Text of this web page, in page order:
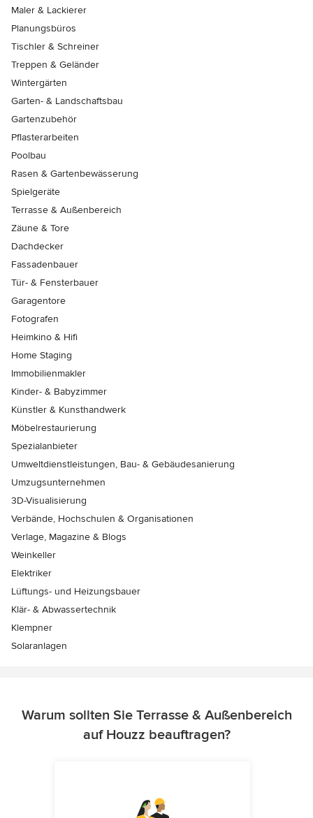
Maler & Lackierer
Planungsbüros
Tischler & Schreiner
Treppen & Geländer
Wintergärten
Garten- & Landschaftsbau
Gartenzubehör
Pflasterarbeiten
Poolbau
Rasen & Gartenbewässerung
Spielgeräte
Terrasse & Außenbereich
Zäune & Tore
Dachdecker
Fassadenbauer
Tür- & Fensterbauer
Garagentore
Fotografen
Heimkino & Hifi
Home Staging
Immobilienmakler
Kinder- & Babyzimmer
Künstler & Kunsthandwerk
Möbelrestaurierung
Spezialanbieter
Umweltdienstleistungen, Bau- & Gebäudesanierung
Umzugsunternehmen
3D-Visualisierung
Verbände, Hochschulen & Organisationen
Verlage, Magazine & Blogs
Weinkeller
Elektriker
Lüftungs- und Heizungsbauer
Klär- & Abwassertechnik
Klempner
Solaranlagen
Warum sollten Sie Terrasse & Außenbereich
auf Houzz beauftragen?